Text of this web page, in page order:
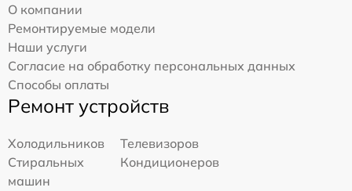
О компании
Ремонтируемые модели
Наши услуги
Согласие на обработку персональных данных
Способы оплаты
Ремонт устройств
Холодильников
Телевизоров
Стиральных
машин
Кондиционеров